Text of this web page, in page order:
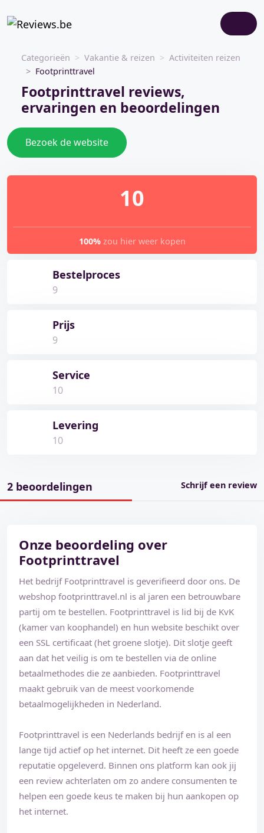
Categorieën Vakantie & reizen
Activiteiten reizen
Footprinttravel
Footprinttravel reviews,
ervaringen en beoordelingen
Bezoek de website
Bestelproces
9
Prijs
9
Service
10
Levering
10
10
100% zou hier weer kopen
2 beoordelingen Schrijf een review
Onze beoordeling over
Footprinttravel
Het bedrijf Footprinttravel is geverifieerd door ons. De
webshop footprinttravel.nl is al jaren een betrouwbare
partij om te bestellen. Footprinttravel is lid bij de KvK
(kamer van koophandel) en hun website beschikt over
een SSL certificaat (het groene slotje). Dit slotje geeft
aan dat het veilig is om te bestellen via de online
betaalmethodes die ze aanbieden. Footprinttravel
maakt gebruik van de meest voorkomende
betaalmogelijkheden in Nederland.
Footprinttravel is een Nederlands bedrijf en is al een
lange tijd actief op het internet. Dit heeft ze een goede
reputatie opgeleverd. Binnen ons platform kan ook jij
een review achterlaten om zo andere consumenten te
helpen een goede keus te maken bij hun aankopen op
het internet.